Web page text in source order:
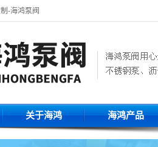
-海鸿泵阀
关于海鸿 海鸿产品